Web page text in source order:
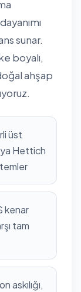
sunar.
boyalı,
ahşap
üst
Hettich
kenar
tam
askılığı,